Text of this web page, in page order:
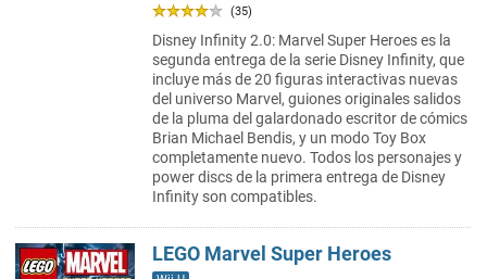
(35)
Disney Infinity 2.0: Marvel Super Heroes es la
segunda entrega de la serie Disney Infinity, que
incluye más de 20 figuras interactivas nuevas
del universo Marvel, guiones originales salidos
de la pluma del galardonado escritor de cómics
Brian Michael Bendis, y un modo Toy Box
completamente nuevo. Todos los personajes y
power discs de la primera entrega de Disney
Infinity son compatibles.
LEGO Marvel Super Heroes